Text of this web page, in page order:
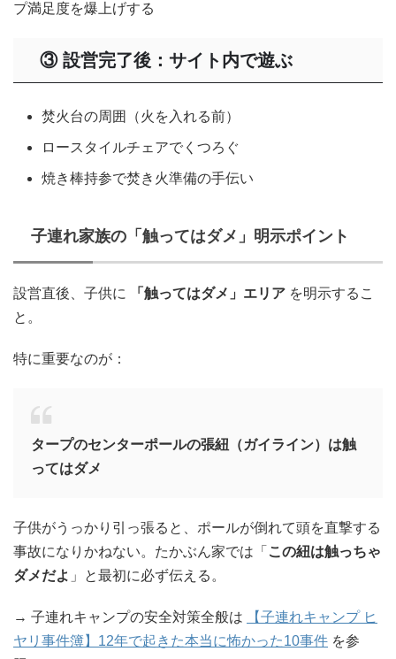
プ満足度を爆上げする
③ 設営完了後：サイト内で遊ぶ
焚火台の周囲（火を入れる前）
ロースタイルチェアでくつろぐ
焼き棒持参で焚き火準備の手伝い
子連れ家族の「触ってはダメ」明示ポイント
設営直後、子供に 「触ってはダメ」エリア を明示するこ
と。
特に重要なのが：
タープのセンターポールの張紐（ガイライン）は触
ってはダメ
子供がうっかり引っ張ると、ポールが倒れて頭を直撃する
事故になりかねない。たかぶん家では「 この紐は触っちゃ
ダメだよ 」と最初に必ず伝える。
→ 子連れキャンプの安全対策全般は
【子連れキャンプ ヒ
ヤリ事件簿】12年で起きた本当に怖かった10事件 を参